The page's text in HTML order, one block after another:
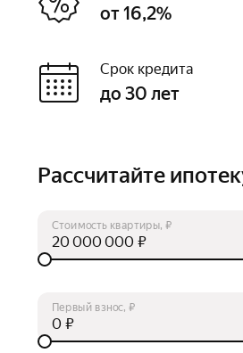
от 16,2%
Срок кредита
до 30 лет
Рассчитайте
Стоимость квартиры, ₽
₽
Первый взнос, ₽
₽